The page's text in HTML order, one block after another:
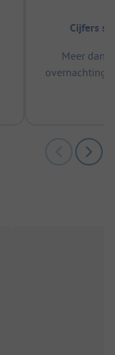
Cijfers
Meer dan